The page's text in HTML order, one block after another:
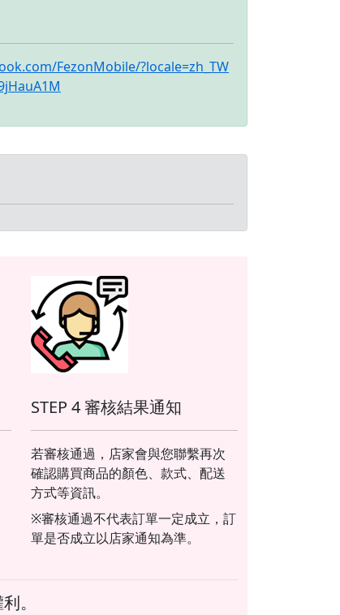
FezonMobile/?locale=zh_TW
STEP 4 審核結果通知
若審核通過，店家會與您聯繫再次
確認購買商品的顏色、款式、配送
方式等資訊。
※審核通過不代表訂單一定成立，訂
單是否成立以店家通知為準。
。